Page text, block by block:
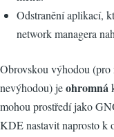
Odstranění aplikací,
network managera
Obrovskou výhodou (pro
nevýhodou) jeohromná
mohou prostředí jako
KDE nastavit naprosto k